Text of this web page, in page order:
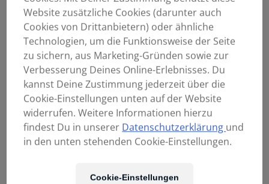
99,00€
Website zusätzliche Cookies (darunter auch
Cookies von Drittanbietern) oder ähnliche
Technologien, um die Funktionsweise der Seite
zu sichern, aus Marketing-Gründen sowie zur
Verbesserung Deines Online-Erlebnisses. Du
kannst Deine Zustimmung jederzeit über die
Cookie-Einstellungen unten auf der Website
widerrufen. Weitere Informationen hierzu
findest Du in unserer Datenschutzerklärung und
in den unten stehenden Cookie-Einstellungen.
Cookie-Einstellungen